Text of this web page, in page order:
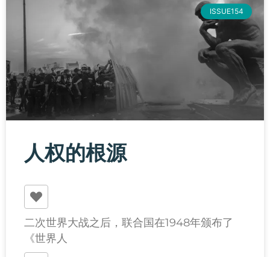
ISSUE154
人权的根源
二次世界大战之后，联合国在1948年颁布了
《世界人